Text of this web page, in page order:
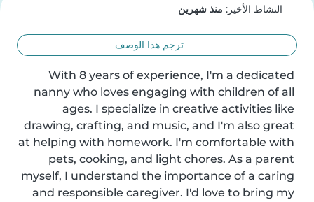
النشاط الأخير: منذ شهرين
ترجم هذا الوصف
With 8 years of experience, I'm a dedicated
nanny who loves engaging with children of all
ages. I specialize in creative activities like
drawing, crafting, and music, and I'm also great
at helping with homework. I'm comfortable with
pets, cooking, and light chores. As a parent
myself, I understand the importance of a caring
and responsible caregiver. I'd love to bring my